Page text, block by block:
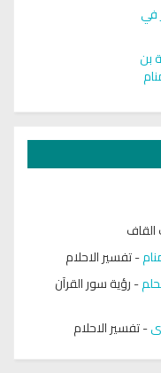
في
بن
-تفسير الاحلام
-رؤية سور القرآن
-تفسير الاحلام